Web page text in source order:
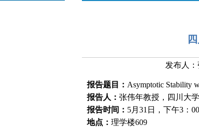
发布人
报告题目： Asymptotic Stability
报告人： 张伟年教授，四川大学
报告时间： 5月31日，下午3：00
地点： 理学楼609